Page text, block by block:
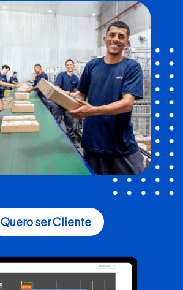
Quero ser Cliente